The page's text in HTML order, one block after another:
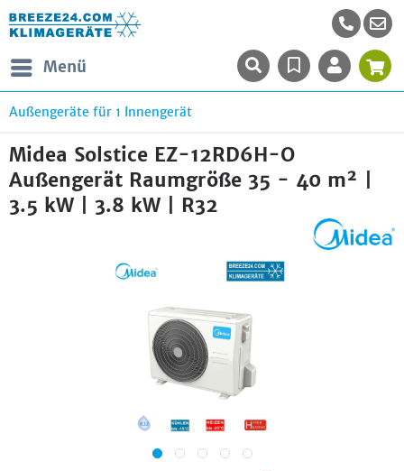
Menü
Außengeräte für 1 Innengerät
Midea Solstice EZ-12RD6H-O
Außengerät Raumgröße 35 - 40 m² |
3.5 kW | 3.8 kW | R32